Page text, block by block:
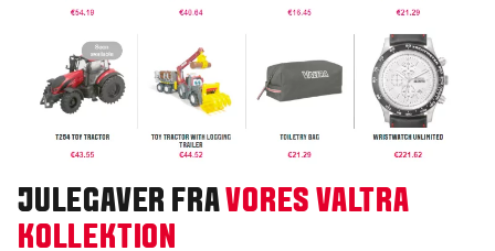
JULEGAVER FRAVORES VALTRA
KOLLEKTION